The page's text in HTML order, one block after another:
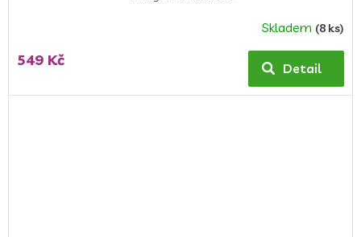
Skladem (8 ks)
549 Kč Detail